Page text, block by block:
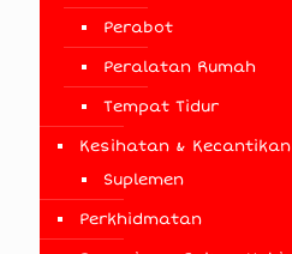
Perabot
Peralatan Rumah
Tempat Tidur
Kesihatan & Kecantikan
Suplemen
Perkhidmatan